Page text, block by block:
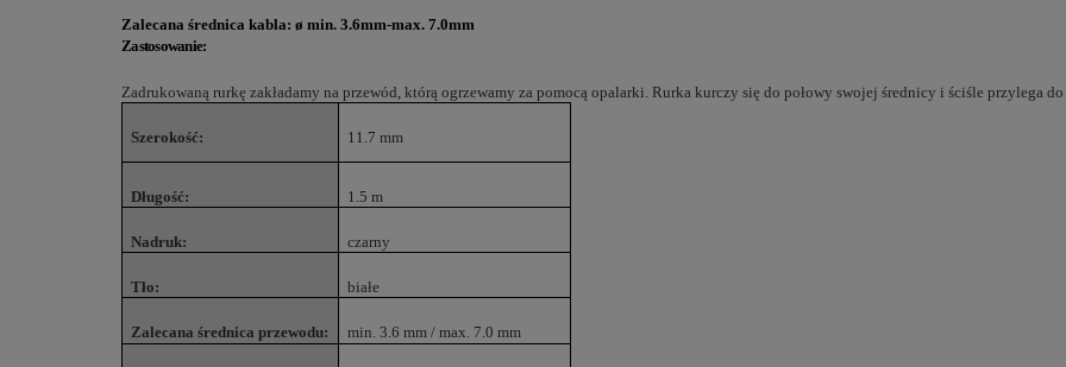
Zalecana średnica kabla: ø min. 3.6mm-max. 7.0mm
Zastosowanie:
Zadrukowaną rurkę zakładamy na przewód, którą ogrzewamy za pomocą opalarki. Rurka kurczy się do połowy swojej średnicy i ściśle przylega
Szerokość: 11.7 mm
Długość: 1.5 m
Nadruk: czarny
Tło: białe
Zalecana średnica przewodu: min. 3.6 mm / max. 7.0 mm